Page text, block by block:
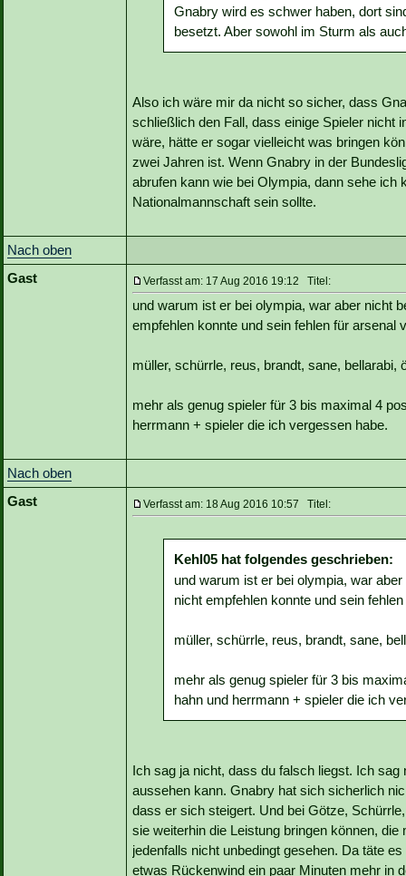
Gnabry wird es schwer haben, dort
besetzt. Aber sowohl im Sturm als
Also ich wäre mir da nicht so sicher, dass
schließlich den Fall, dass einige Spieler nicht
wäre, hätte er sogar vielleicht was bringen
zwei Jahren ist. Wenn Gnabry in der
abrufen kann wie bei Olympia, dann sehe ich
Nationalmannschaft sein sollte.
Nach oben
Gast
Verfasst am: 17 Aug 2016 19:12 Titel:
und warum ist er bei olympia, war aber nicht
empfehlen konnte und sein fehlen für arsenal
müller, schürrle, reus, brandt, sane, bellarabi,
mehr als genug spieler für 3 bis maximal 4
herrmann + spieler die ich vergessen habe.
Nach oben
Gast
Verfasst am: 18 Aug 2016 10:57 Titel:
Kehl05 hat folgendes geschrieben:
und warum ist er bei olympia, war
nicht empfehlen konnte und sein
müller, schürrle, reus, brandt, sane,
mehr als genug spieler für 3 bis
hahn und herrmann + spieler die ich
Ich sag ja nicht, dass du falsch liegst. Ich
aussehen kann. Gnabry hat sich sicherlich
dass er sich steigert. Und bei Götze,
sie weiterhin die Leistung bringen können,
jedenfalls nicht unbedingt gesehen. Da täte
etwas Rückenwind ein paar Minuten mehr in